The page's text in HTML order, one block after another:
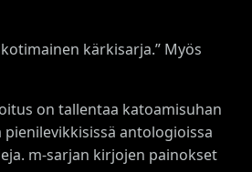
kärkisarja.” Myös
on tallentaa katoamisuhan
pienilevikkisissä antologioissa
m-sarjan kirjojen painokset